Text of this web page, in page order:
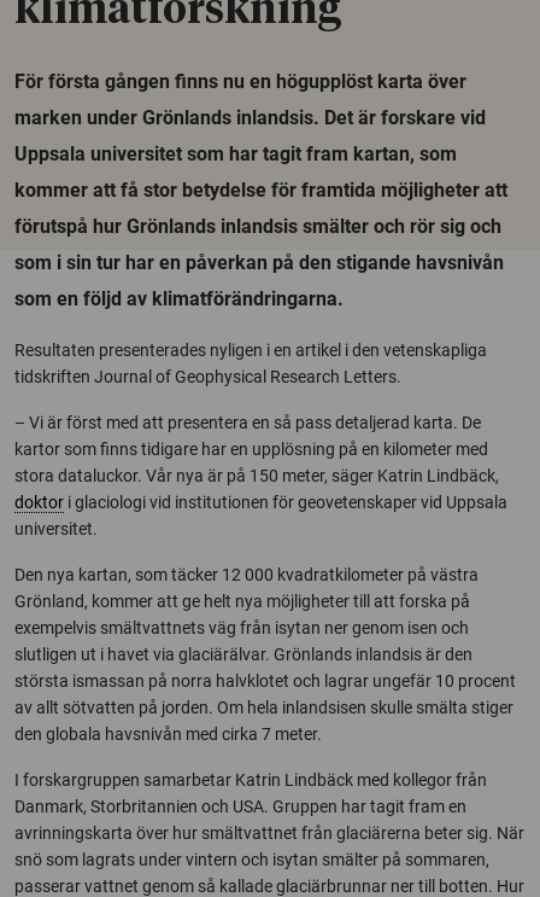
klimatforskning
För första gången finns nu en högupplöst karta över
marken under Grönlands inlandsis. Det är forskare vid
Uppsala universitet som har tagit fram kartan, som
kommer att få stor betydelse för framtida möjligheter att
förutspå hur Grönlands inlandsis smälter och rör sig och
som i sin tur har en påverkan på den stigande havsnivån
som en följd av klimatförändringarna.
Resultaten presenterades nyligen i en artikel i den vetenskapliga
tidskriften Journal of Geophysical Research Letters.
– Vi är först med att presentera en så pass detaljerad karta. De
kartor som finns tidigare har en upplösning på en kilometer med
stora dataluckor. Vår nya är på 150 meter, säger Katrin Lindbäck,
doktor i glaciologi vid institutionen för geovetenskaper vid Uppsala
universitet.
Den nya kartan, som täcker 12 000 kvadratkilometer på västra
Grönland, kommer att ge helt nya möjligheter till att forska på
exempelvis smältvattnets väg från isytan ner genom isen och
slutligen ut i havet via glaciärälvar. Grönlands inlandsis är den
största ismassan på norra halvklotet och lagrar ungefär 10 procent
av allt sötvatten på jorden. Om hela inlandsisen skulle smälta stiger
den globala havsnivån med cirka 7 meter.
I forskargruppen samarbetar Katrin Lindbäck med kollegor från
Danmark, Storbritannien och USA. Gruppen har tagit fram en
avrinningskarta över hur smältvattnet från glaciärerna beter sig. När
snö som lagrats under vintern och isytan smälter på sommaren,
passerar vattnet genom så kallade glaciärbrunnar ner till botten. Hur